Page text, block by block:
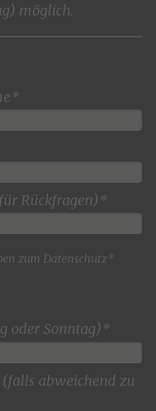
möglich.
Rückfragen)*
zum Datenschutz*
oder Sonntag)*
abweichend zu